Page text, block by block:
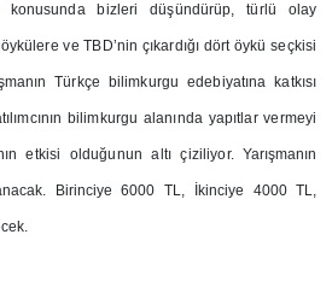
bizleri düşündürüp, türlü olay
ve TBD’nin çıkardığı dört öykü seçkisi
Türkçe bilimkurgu edebiyatına katkısı
bilimkurgu alanında yapıtlar vermeyi
etkisi olduğunun altı çiziliyor.Yarışmanın
Birinciye 6000 TL, İkinciye 4000 TL,